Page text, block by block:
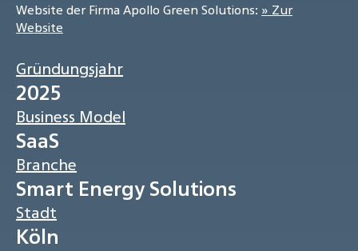
Website der Firma Apollo Green Solutions: » Zur
Website
Gründungsjahr
2025
Business Model
SaaS
Branche
Smart Energy Solutions
Stadt
Köln